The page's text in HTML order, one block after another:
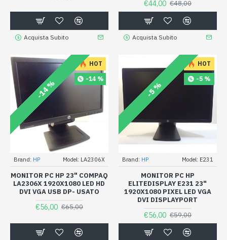
Acquista Subito
€44,00 €48,00
Acquista Subito
HOT
-14 % -14 %
Brand: HP Model: LA2306X
MONITOR PC HP 23" COMPAQ
LA2306X 1920X1080 LED HD
DVI VGA USB DP- USATO
€56,00 €65,00
HOT
-5 %
-5 %
Brand: HP Model: E231
MONITOR PC HP
ELITEDISPLAY E231 23"
1920X1080 PIXEL LED VGA
DVI DISPLAYPORT
€56,00 €59,00